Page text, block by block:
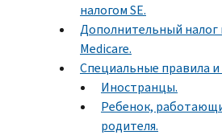
налогом SE.
Дополнительный
Medicare.
Специальные правила и
Иностранцы.
Ребенок,
родителя.